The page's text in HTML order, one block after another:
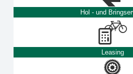
Hol - und
Leasing